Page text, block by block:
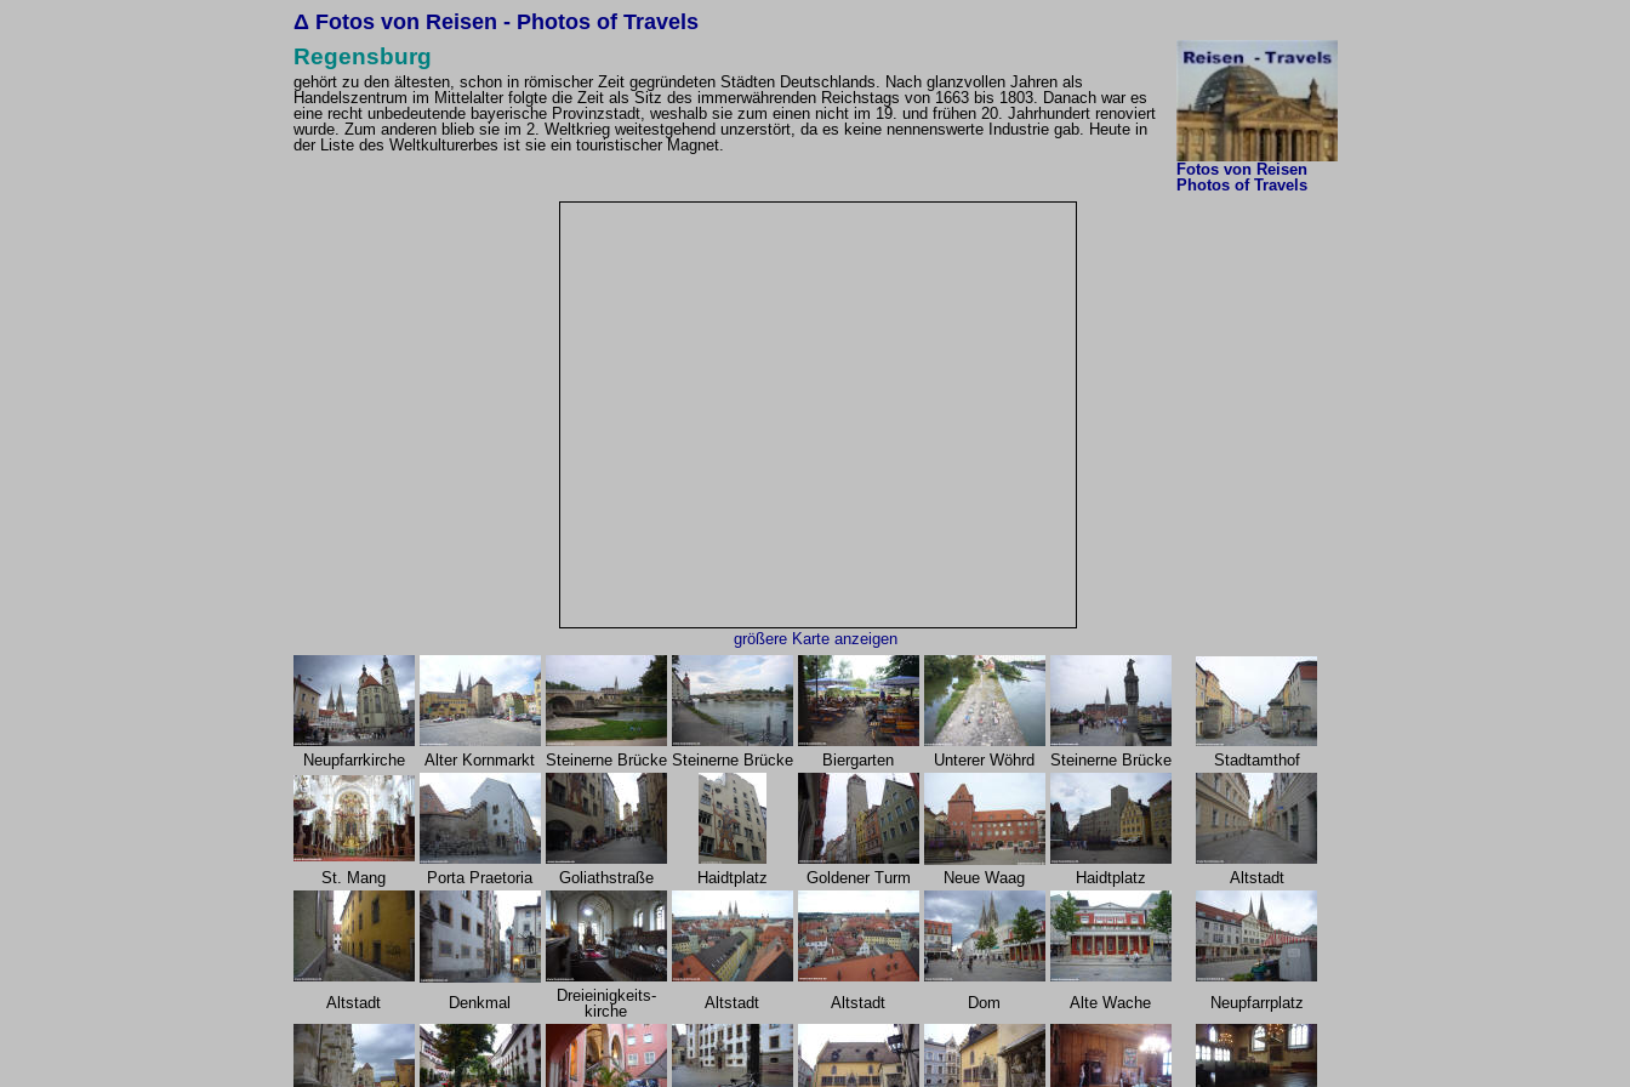
Δ Fotos von Reisen - Photos of Travels
Regensburg
gehört zu den ältesten, schon in römischer Zeit gegründeten Städten Deutschlands. Nach glanzvollen Jahren als
Handelszentrum im Mittelalter folgte die Zeit als Sitz des immerwährenden Reichstags von 1663 bis 1803. Danach war es
eine recht unbedeutende bayerische Provinzstadt, weshalb sie zum einen nicht im 19. und frühen 20. Jahrhundert renoviert
wurde. Zum anderen blieb sie im 2. Weltkrieg weitestgehend unzerstört, da es keine nennenswerte Industrie gab. Heute in
der Liste des Weltkulturerbes ist sie ein touristischer Magnet.
Fotos von Reisen
Photos of Travels
größere Karte anzeigen
Neupfarrkirche Alter Kornmarkt Steinerne Brücke Steinerne Brücke Biergarten Unterer Wöhrd Steinerne Brücke Stadtamthof
St. Mang Porta Praetoria Goliathstraße Haidtplatz Goldener Turm Neue Waag Haidtplatz Altstadt
Altstadt Denkmal
Dreieinigkeits-
kirche
Altstadt Altstadt Dom Alte Wache Neupfarrplatz